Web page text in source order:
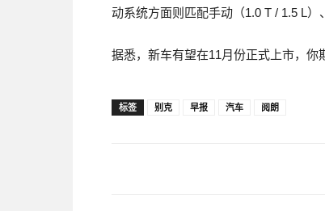
动系统方面则匹配手动（1.0 T / 1.5 L）
据悉，新车有望在11月份正式上市，你
标签 别克 早报 汽车 阅朗